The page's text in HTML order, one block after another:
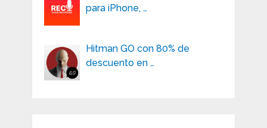
para iPhone, …
Hitman GO con 80% de
descuento en …